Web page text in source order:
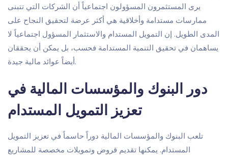
يرى المستثمرون المسؤولون اجتماعياً أن الشركات التي تتبنى
ممارسات مستدامة وأخلاقية هي أكثر عرضة لتحقيق النجاح على
المدى الطويل. إن التمويل المستدام والاستثمار المسؤول اجتماعياً لا
يساهمان في تحقيق التنمية المستدامة فحسب، بل يمكن أن يحققان
أيضاً عوائد مالية جيدة.
دور البنوك والمؤسسات المالية في
تعزيز التمويل المستدام
تلعب البنوك والمؤسسات المالية دوراً حاسماً في تعزيز التمويل
المستدام. يمكنها تقديم قروض وتمويلات مخصصة للمشاريع